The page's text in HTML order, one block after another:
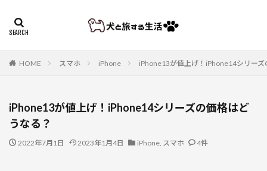
HOME スマホ iPhone iPhone13が値上げ！iPhone14シリー
iPhone13が値上げ！iPhone14シリーズの価格はど
うなる？
2022年7月1日 2023年1月4日 iPhone, スマホ 4件